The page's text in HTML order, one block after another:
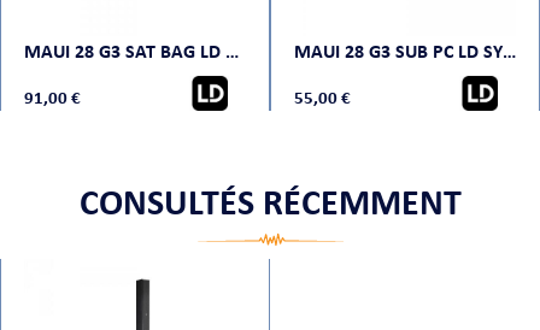
MAUI 28 G3 SAT BAG LD SYSTEMS
91,00 €
MAUI 28 G3 SUB PC LD SYSTEMS
55,00 €
CONSULTÉS RÉCEMMENT